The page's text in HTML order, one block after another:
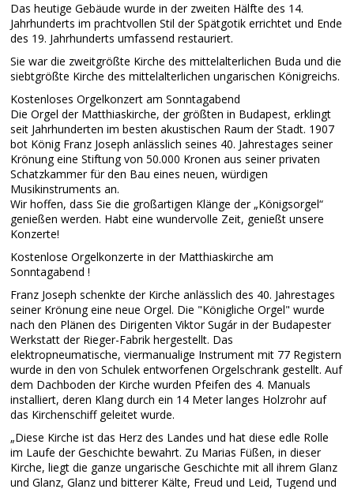
Das heutige Gebäude wurde in der zweiten Hälfte des 14.
Jahrhunderts im prachtvollen Stil der Spätgotik errichtet und Ende
des 19. Jahrhunderts umfassend restauriert.
Sie war die zweitgrößte Kirche des mittelalterlichen Buda und die
siebtgrößte Kirche des mittelalterlichen ungarischen Königreichs.
Kostenloses Orgelkonzert am Sonntagabend
Die Orgel der Matthiaskirche, der größten in Budapest, erklingt
seit Jahrhunderten im besten akustischen Raum der Stadt. 1907
bot König Franz Joseph anlässlich seines 40. Jahrestages seiner
Krönung eine Stiftung von 50.000 Kronen aus seiner privaten
Schatzkammer für den Bau eines neuen, würdigen
Musikinstruments an.
Wir hoffen, dass Sie die großartigen Klänge der „Königsorgel“
genießen werden. Habt eine wundervolle Zeit, genießt unsere
Konzerte!
Kostenlose Orgelkonzerte in der Matthiaskirche am
Sonntagabend !
Franz Joseph schenkte der Kirche anlässlich des 40. Jahrestages
seiner Krönung eine neue Orgel. Die "Königliche Orgel" wurde
nach den Plänen des Dirigenten Viktor Sugár in der Budapester
Werkstatt der Rieger-Fabrik hergestellt. Das
elektropneumatische, viermanualige Instrument mit 77 Registern
wurde in den von Schulek entworfenen Orgelschrank gestellt. Auf
dem Dachboden der Kirche wurden Pfeifen des 4. Manuals
installiert, deren Klang durch ein 14 Meter langes Holzrohr auf
das Kirchenschiff geleitet wurde.
„Diese Kirche ist das Herz des Landes und hat diese edle Rolle
im Laufe der Geschichte bewahrt. Zu Marias Füßen, in dieser
Kirche, liegt die ganze ungarische Geschichte mit all ihrem Glanz
und Glanz, Glanz und bitterer Kälte, Freud und Leid, Tugend und